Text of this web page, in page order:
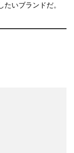
いブランドだ。